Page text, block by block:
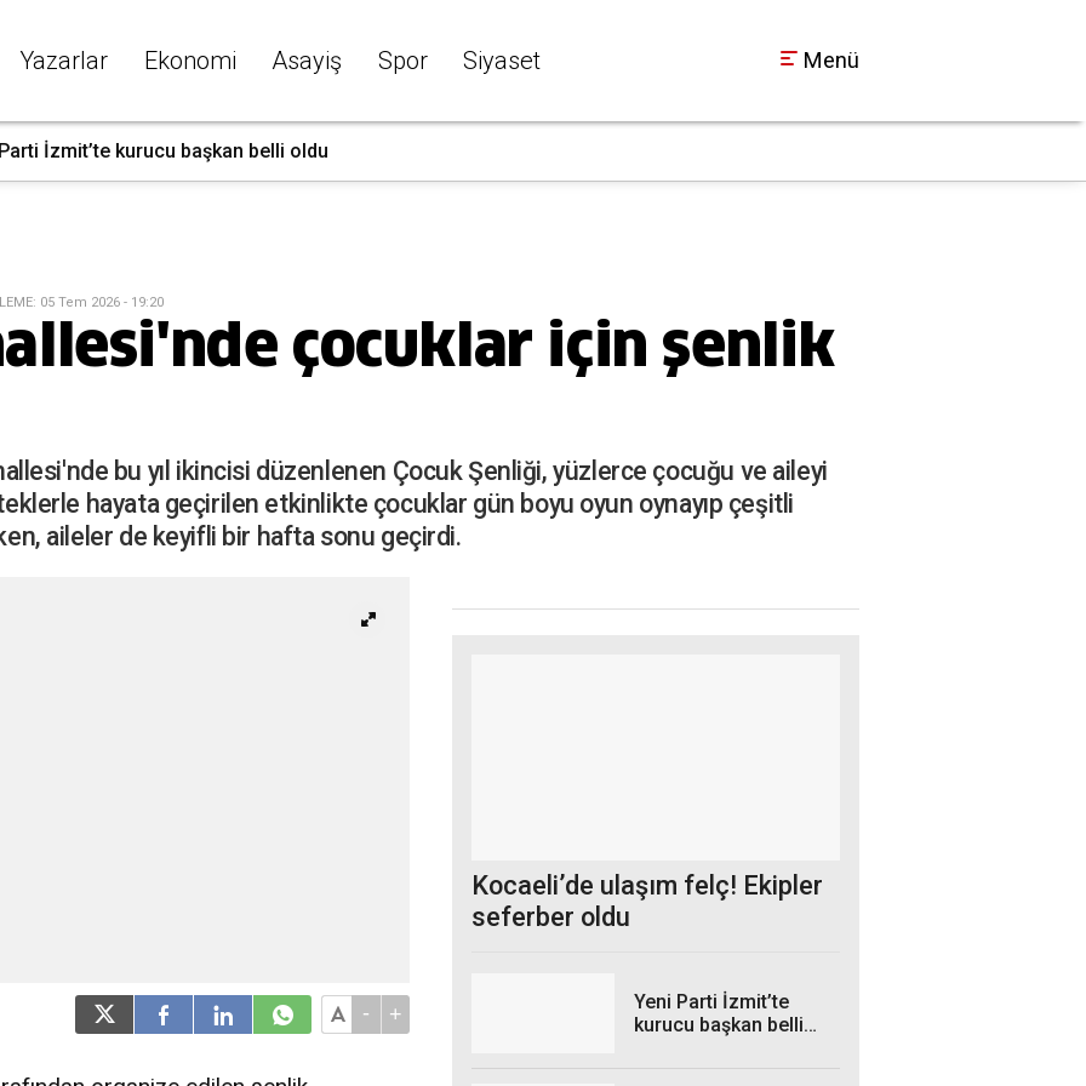
Yazarlar Ekonomi Asayiş Spor Siyaset Menü
İzmit’te kurucu başkan belli oldu
: 05 Tem 2026 - 19:20
çocuklar için şenlik
bu yıl ikincisi düzenlenen Çocuk Şenliği, yüzlerce çocuğu ve aileyi
hayata geçirilen etkinlikte çocuklar gün boyu oyun oynayıp çeşitli
aileler de keyifli bir hafta sonu geçirdi.
- +
Kocaeli’de ulaşım felç! Ekipler
seferber oldu
Yeni Parti İzmit’te
kurucu başkan belli